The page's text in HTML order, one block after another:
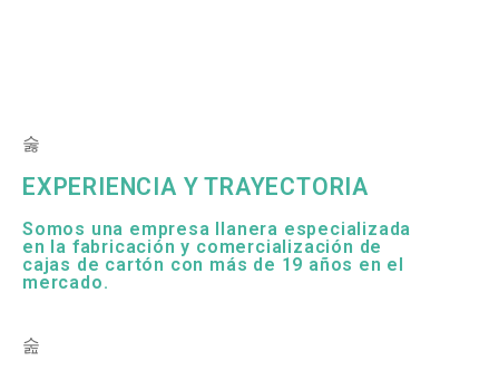
EXPERIENCIA Y TRAYECTORIA
Somos una empresa llanera especializada
en la fabricación y comercialización de
cajas de cartón con más de 19 años en el
mercado.